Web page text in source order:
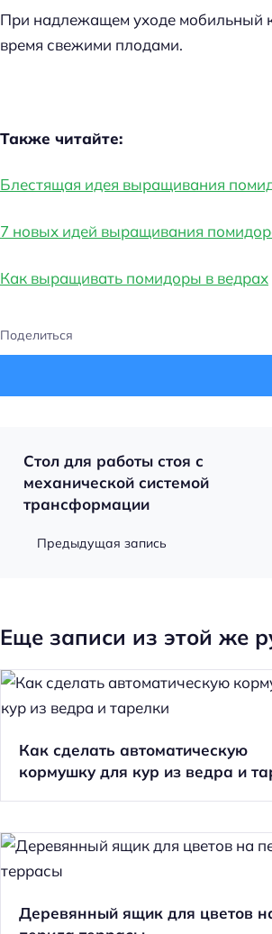
При надлежащем уходе мобильный
время свежими плодами.
Также читайте:
Блестящая идея выращивания
7 новых идей выращивания
Как выращивать помидоры в ведрах
Поделиться
Стол для работы стоя с
механической системой
трансформации
Предыдущая запись
Еще записи из этой же
Как сделать автоматическую
кормушку для кур из ведра и
Деревянный ящик для цветов